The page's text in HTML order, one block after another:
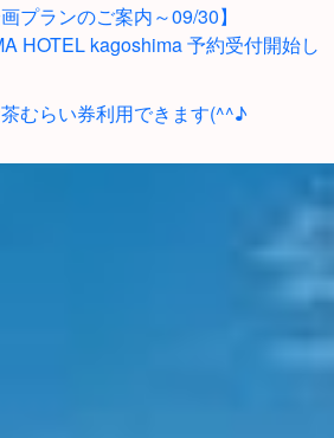
プランのご案内～09/30】
HOTEL kagoshima 予約受付開始し
むらい券利用できます(^^♪